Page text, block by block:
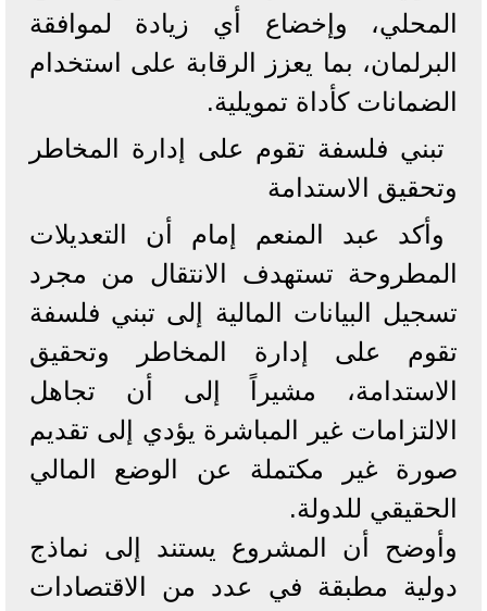
المحلي، وإخضاع أي زيادة لموافقة
البرلمان، بما يعزز الرقابة على استخدام
الضمانات كأداة تمويلية.
تبني فلسفة تقوم على إدارة المخاطر
وتحقيق الاستدامة
وأكد عبد المنعم إمام أن التعديلات
المطروحة تستهدف الانتقال من مجرد
تسجيل البيانات المالية إلى تبني فلسفة
تقوم على إدارة المخاطر وتحقيق
الاستدامة، مشيراً إلى أن تجاهل
الالتزامات غير المباشرة يؤدي إلى تقديم
صورة غير مكتملة عن الوضع المالي
الحقيقي للدولة.
وأوضح أن المشروع يستند إلى نماذج
دولية مطبقة في عدد من الاقتصادات